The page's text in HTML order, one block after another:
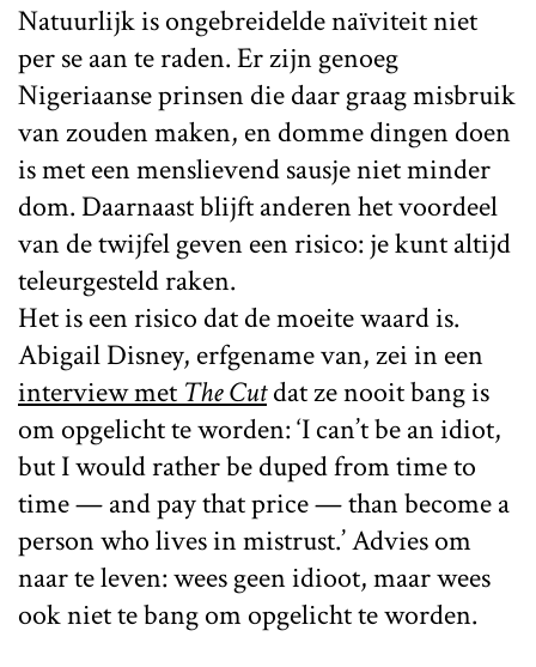
Natuurlijk is ongebreidelde naïviteit niet
per se aan te raden. Er zijn genoeg
Nigeriaanse prinsen die daar graag misbruik
van zouden maken, en domme dingen doen
is met een menslievend sausje niet minder
dom. Daarnaast blijft anderen het voordeel
van de twijfel geven een risico: je kunt altijd
teleurgesteld raken.
Het is een risico dat de moeite waard is.
Abigail Disney, erfgename van, zei in een
interview met The Cutdat ze nooit bang is
om opgelicht te worden: ‘I can’t be an idiot,
but I would rather be duped from time to
time — and pay that price — than become a
person who lives in mistrust.’ Advies om
naar te leven: wees geen idioot, maar wees
ook niet te bang om opgelicht te worden.